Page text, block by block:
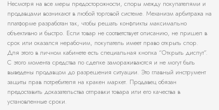
Несмотря на все меры предосторожности, споры между покупателями и
продавцами возникают в любой торговой системе. Механизм арбитража на
платформе разработан так, чтобы решать конфликты максимально
объективно и быстро. Если товар не соответствует описанию, не пришел в
срок или оказался нерабочим, покупатель имеет право открыть спор.
Для этого в личном кабинете есть специальная кнопка “Открыть диспут”.
С этого момента средства по сделке замораживаются и не могут быть
выведены продавцом до разрешения ситуации. Это главный инструмент
защиты прав потребителя на кракен маркет. Продавец обязан
предоставить доказательства отправки товара или его качества в
установленные сроки.